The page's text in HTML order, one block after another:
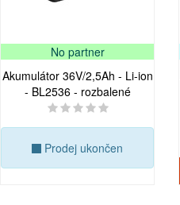
No partner
Akumulátor 36V/2,5Ah - Li-ion
- BL2536 - rozbalené
Prodej ukončen